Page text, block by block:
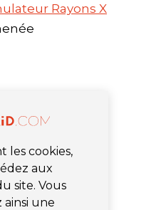
Rayons X
les cookies,
aux
site. Vous
une